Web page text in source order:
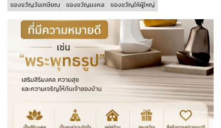
ของขวัญวันเกษียณ ของขวัญมงคล ของขวัญให้ผู้ใหญ่